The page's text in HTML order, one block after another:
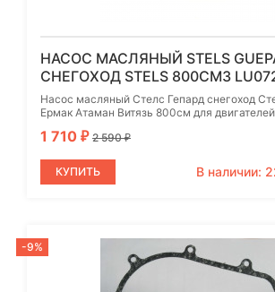
НАСОС МАСЛЯНЫЙ STELS
СНЕГОХОД STELS 800СМ3
Насос масляный Стелс Гепард снегоход
Ермак Атаман Витязь 800см для
1 710 ₽ 2 590₽
КУПИТЬ В наличии:
-9%